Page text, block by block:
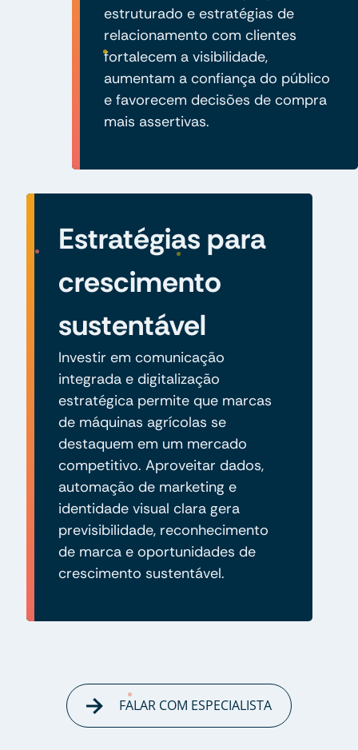
estruturado e estratégias de
relacionamento com clientes
fortalecem a visibilidade,
aumentam a confiança do público
e favorecem decisões de compra
mais assertivas.
Estratégias para
crescimento
sustentável
Investir em comunicação
integrada e digitalização
estratégica permite que marcas
de máquinas agrícolas se
destaquem em um mercado
competitivo. Aproveitar dados,
automação de marketing e
identidade visual clara gera
previsibilidade, reconhecimento
de marca e oportunidades de
crescimento sustentável.
FALAR COM ESPECIALISTA